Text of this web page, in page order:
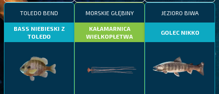
TOLEDO BEND
BASS NIEBIESKI Z
TOLEDO
MORSKIE GŁĘBINY
KAŁAMARNICA
WIELKOPŁETWA
JEZIORO BIWA
GOLEC NIKKO